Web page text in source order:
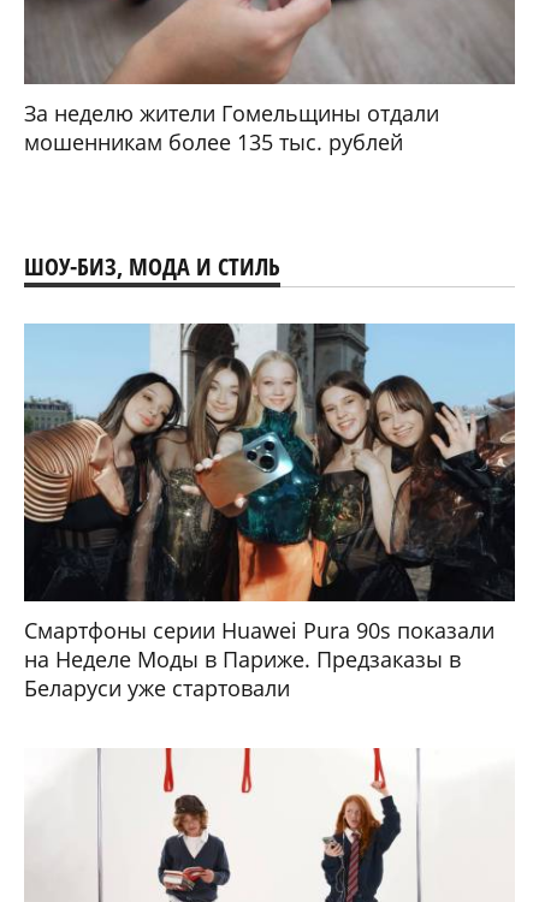
За неделю жители Гомельщины отдали
мошенникам более 135 тыс. рублей
ШОУ-БИЗ, МОДА И СТИЛЬ
Смартфоны серии Huawei Pura 90s показали
на Неделе Моды в Париже. Предзаказы в
Беларуси уже стартовали